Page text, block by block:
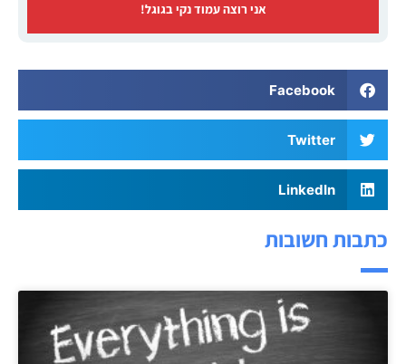
אני רוצה עמוד נקי בגוגל!
Facebook
Twitter
LinkedIn
כתבות חשובות